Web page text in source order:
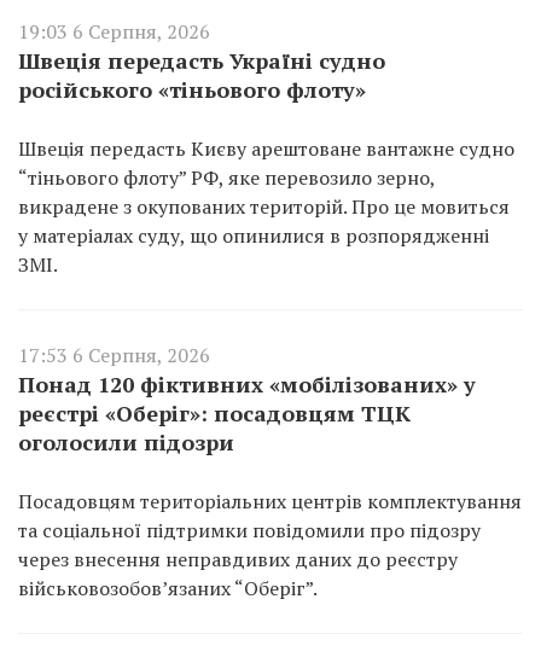
19:03 6 Серпня, 2026
Швеція передасть Україні судно
російського «тіньового флоту»
Швеція передасть Києву арештоване вантажне судно
“тіньового флоту” РФ, яке перевозило зерно,
викрадене з окупованих територій. Про це мовиться
у матеріалах суду, що опинилися в розпорядженні
ЗМІ.
17:53 6 Серпня, 2026
Понад 120 фіктивних «мобілізованих» у
реєстрі «Оберіг»: посадовцям ТЦК
оголосили підозри
Посадовцям територіальних центрів комплектування
та соціальної підтримки повідомили про підозру
через внесення неправдивих даних до реєстру
військовозобов’язаних “Оберіг”.